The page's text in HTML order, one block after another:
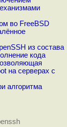
во FreeBSD
из состава
кода
на серверах с
алгоритма